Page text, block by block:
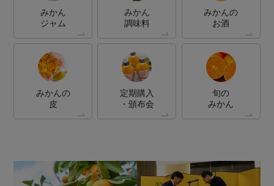
みかん
ジャム
みかん
調味料
みかんの
お酒
みかんの
皮
定期購入
・頒布会
旬の
みかん